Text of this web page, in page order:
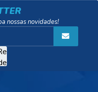
nossas novidades!